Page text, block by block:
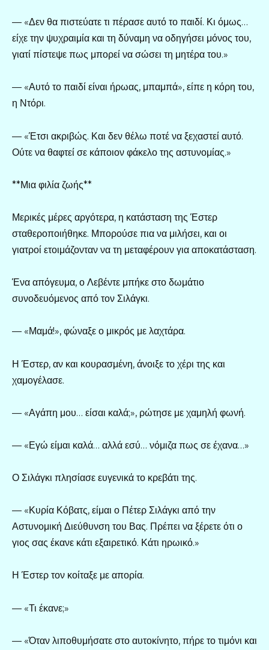
— «Δεν θα πιστεύατε τι πέρασε αυτό το παιδί. Κι όμως…
είχε την ψυχραιμία και τη δύναμη να οδηγήσει μόνος του,
γιατί πίστεψε πως μπορεί να σώσει τη μητέρα του.»
— «Αυτό το παιδί είναι ήρωας, μπαμπά», είπε η κόρη του,
η Ντόρι.
— «Έτσι ακριβώς. Και δεν θέλω ποτέ να ξεχαστεί αυτό.
Ούτε να θαφτεί σε κάποιον φάκελο της αστυνομίας.»
**Μια φιλία ζωής**
Μερικές μέρες αργότερα, η κατάσταση της Έστερ
σταθεροποιήθηκε. Μπορούσε πια να μιλήσει, και οι
γιατροί ετοιμάζονταν να τη μεταφέρουν για αποκατάσταση.
Ένα απόγευμα, ο Λεβέντε μπήκε στο δωμάτιο
συνοδευόμενος από τον Σιλάγκι.
— «Μαμά!», φώναξε ο μικρός με λαχτάρα.
Η Έστερ, αν και κουρασμένη, άνοιξε το χέρι της και
χαμογέλασε.
— «Αγάπη μου… είσαι καλά;», ρώτησε με χαμηλή φωνή.
— «Εγώ είμαι καλά… αλλά εσύ… νόμιζα πως σε έχανα…»
Ο Σιλάγκι πλησίασε ευγενικά το κρεβάτι της.
— «Κυρία Κόβατς, είμαι ο Πέτερ Σιλάγκι από την
Αστυνομική Διεύθυνση του Βας. Πρέπει να ξέρετε ότι ο
γιος σας έκανε κάτι εξαιρετικό. Κάτι ηρωικό.»
Η Έστερ τον κοίταξε με απορία.
— «Τι έκανε;»
— «Όταν λιποθυμήσατε στο αυτοκίνητο, πήρε το τιμόνι και